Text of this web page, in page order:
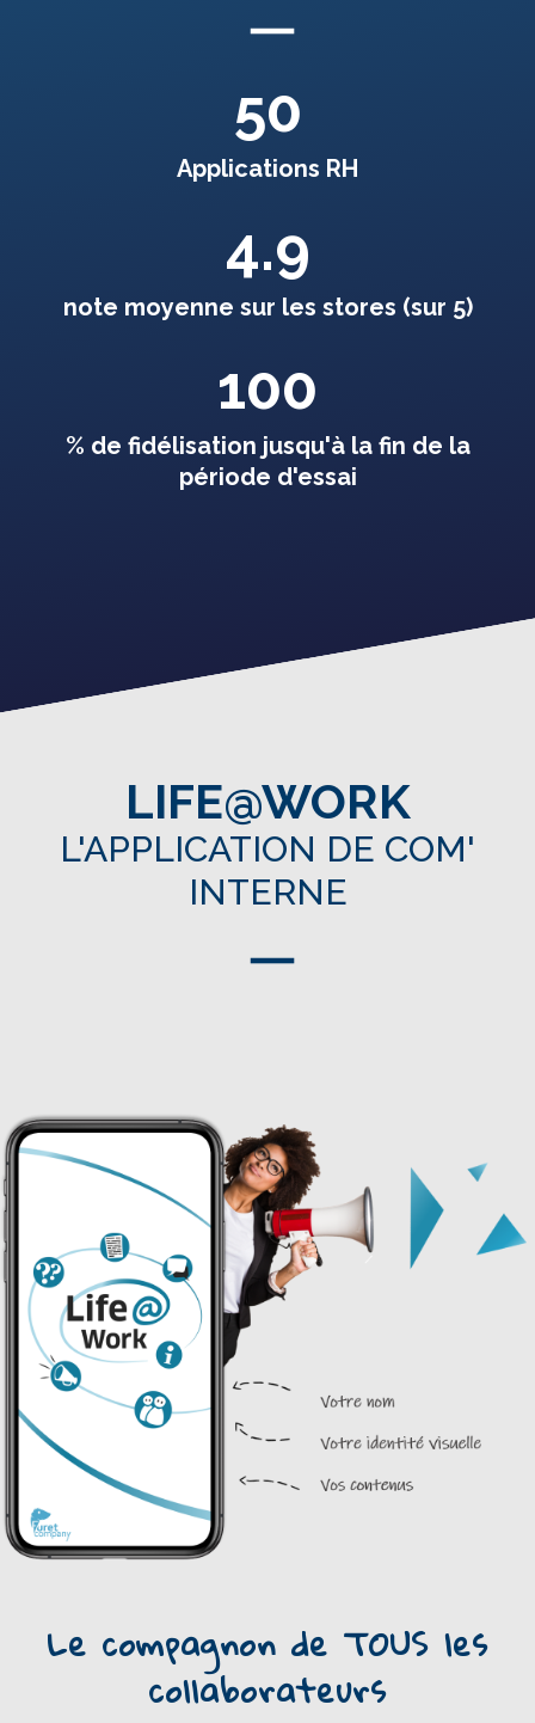
50
Applications RH
4.9
note moyenne sur les stores (sur 5)
100
% de fidélisation jusqu'à la fin de la
période d'essai
LIFE@WORK
L'APPLICATION DE COM'
INTERNE
Le compagnon de TOUS les
collaborateurs